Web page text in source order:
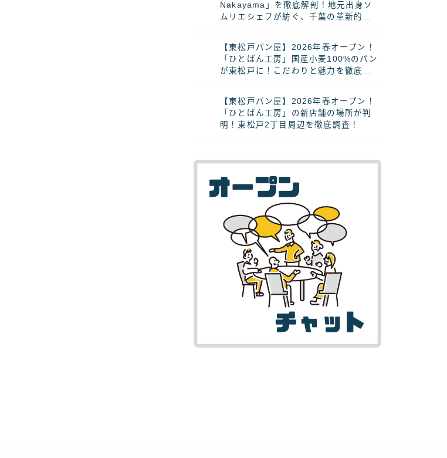
Nakayama」を徹底解剖！地元出身ソ
ムリエシェフが紡ぐ、千葉の革新的フ
【東松戸パン屋】2026年春オープン！
「ひとぱん工房」国産小麦100%のパン
が東松戸に！こだわりと魅力を徹底解
【東松戸パン屋】2026年春オープン！
「ひとぱん工房」の新店舗の場所が判
明！東松戸2丁目周辺を徹底調査！